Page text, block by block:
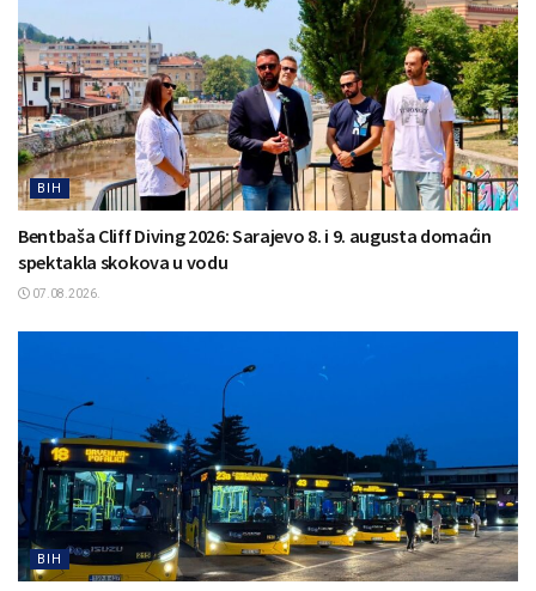
BIH
Bentbaša Cliff Diving 2026: Sarajevo 8. i 9. augusta domaćin
spektakla skokova u vodu
07.08.2026.
BIH